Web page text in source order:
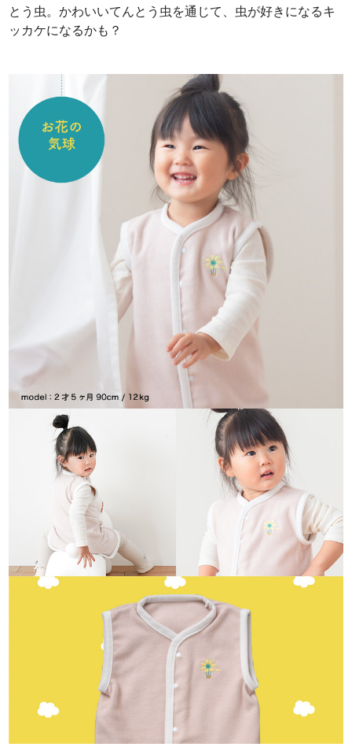
とう虫。かわいいてんとう虫を通じて、虫が好きになるキ
ッカケになるかも？